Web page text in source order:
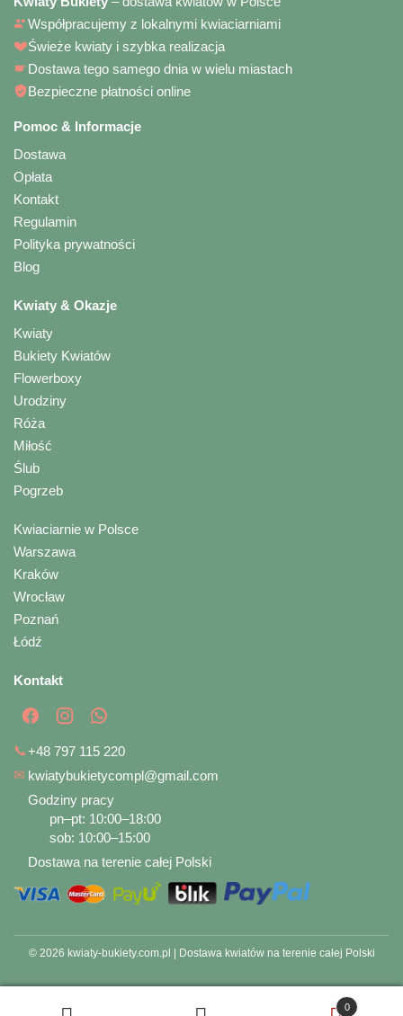
Współpracujemy z lokalnymi kwiaciarniami
Świeże kwiaty i szybka realizacja
Dostawa tego samego dnia w wielu miastach
Bezpieczne płatności online
Pomoc & Informacje
Dostawa
Opłata
Kontakt
Regulamin
Polityka prywatności
Blog
Kwiaty & Okazje
Kwiaty
Bukiety Kwiatów
Flowerboxy
Urodziny
Róża
Miłość
Ślub
Pogrzeb
Kwiaciarnie w Polsce
Warszawa
Kraków
Wrocław
Poznań
Łódź
Kontakt
📞+48 797 115 220
✉ kwiatybukietycompl@gmail.com
Godziny pracy
pn–pt: 10:00–18:00
sob: 10:00–15:00
Dostawa na terenie całej Polski
0
© 2026 kwiaty-bukiety.com.pl | Dostawa kwiatów na terenie całej Polski